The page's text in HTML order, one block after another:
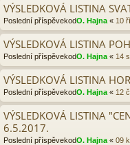
VÝSLEDKOVÁ LISTINA
Poslední příspěvekodO. Hajna « 10
VÝSLEDKOVÁ LISTINA
Poslední příspěvekodO. Hajna « 14
VÝSLEDKOVÁ LISTINA
Poslední příspěvekodO. Hajna « 12
VÝSLEDKOVÁ LISTINA
6.5.2017.
Poslední příspěvekodO. Hajna « 09